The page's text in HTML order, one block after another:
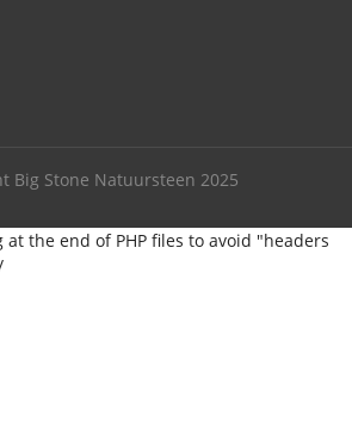
Big Stone Natuursteen 2025
at the end of PHP files to avoid "headers